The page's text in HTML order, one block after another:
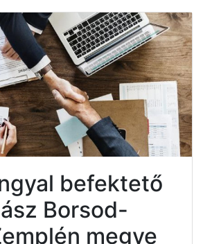
befektető
Borsod-
megye